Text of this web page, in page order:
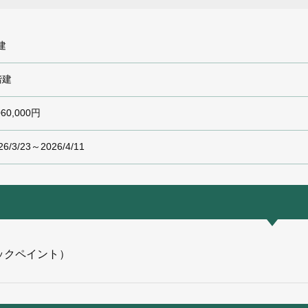
円
3/23～2026/4/11
ペイント）